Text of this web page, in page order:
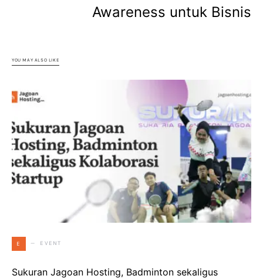
Awareness untuk Bisnis
YOU MAY ALSO LIKE
E EVENT
Sukuran Jagoan Hosting, Badminton sekaligus